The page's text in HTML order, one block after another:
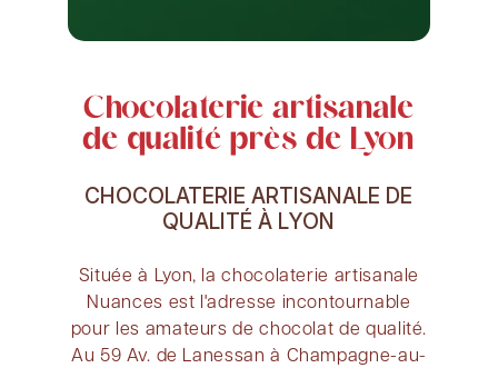
Chocolaterie artisanale
de qualité près de Lyon
CHOCOLATERIE ARTISANALE DE
QUALITÉ À LYON
Située à Lyon, la chocolaterie artisanale
Nuances est l'adresse incontournable
pour les amateurs de chocolat de qualité.
Au 59 Av. de Lanessan à Champagne-au-